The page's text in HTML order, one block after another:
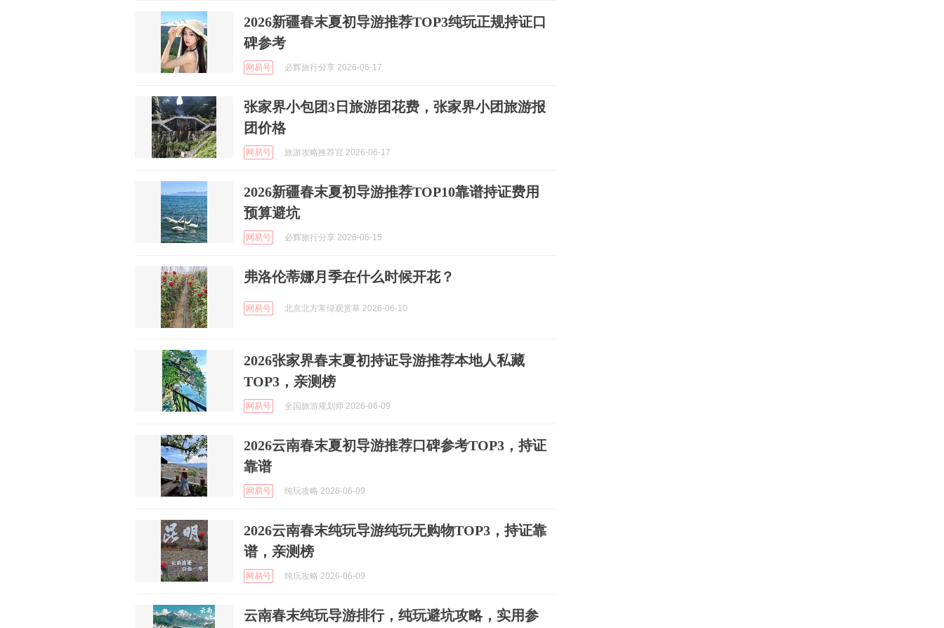
2026新疆春末夏初导游推荐TOP3纯玩正规持证口
碑参考
网易号 必辉旅行分享 2026-06-17
张家界小包团3日旅游团花费，张家界小团旅游报
团价格
网易号 旅游攻略推荐官 2026-06-17
2026新疆春末夏初导游推荐TOP10靠谱持证费用
预算避坑
网易号 必辉旅行分享 2026-06-15
弗洛伦蒂娜月季在什么时候开花？
网易号 北京北方常绿观赏草 2026-06-10
2026张家界春末夏初持证导游推荐本地人私藏
TOP3，亲测榜
网易号 全国旅游规划师 2026-06-09
2026云南春末夏初导游推荐口碑参考TOP3，持证
靠谱
网易号 纯玩攻略 2026-06-09
2026云南春末纯玩导游纯玩无购物TOP3，持证靠
谱，亲测榜
网易号 纯玩攻略 2026-06-09
云南春末纯玩导游排行，纯玩避坑攻略，实用参